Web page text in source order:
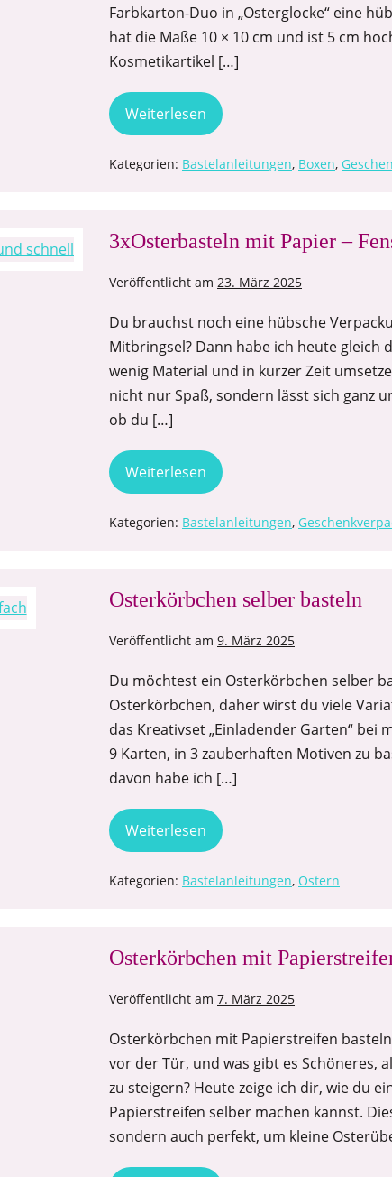
Farbkarton-Duo in „Osterglocke“ eine
hat die Maße 10 × 10 cm und ist 5 cm
Kosmetikartikel […]
Weiterlesen
Kategorien: Bastelanleitungen, Boxen,
3xOsterbasteln mit Papier –
Veröffentlicht am 23. März 2025
Du brauchst noch eine hübsche
Mitbringsel? Dann habe ich heute gleich
wenig Material und in kurzer Zeit
nicht nur Spaß, sondern lässt sich ganz
ob du […]
Weiterlesen
Kategorien: Bastelanleitungen,
Osterkörbchen selber basteln
Veröffentlicht am 9. März 2025
Du möchtest ein Osterkörbchen selber
Osterkörbchen, daher wirst du viele
das Kreativset „Einladender Garten“ bei
9 Karten, in 3 zauberhaften Motiven zu
davon habe ich […]
Weiterlesen
Kategorien: Bastelanleitungen, Ostern
Osterkörbchen mit
Veröffentlicht am 7. März 2025
Osterkörbchen mit Papierstreifen
vor der Tür, und was gibt es Schöneres,
zu steigern? Heute zeige ich dir, wie du
Papierstreifen selber machen kannst.
sondern auch perfekt, um kleine